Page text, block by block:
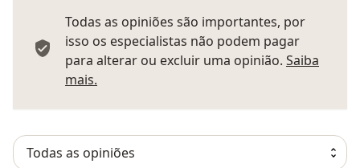
Todas as opiniões são importantes, por
isso os especialistas não podem pagar
para alterar ou excluir uma opinião. Saiba
mais.